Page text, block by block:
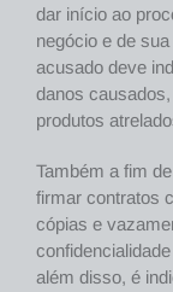
dar início ao
negócio e de
acusado deve
danos
produtos
Também a fim
firmar contratos
cópias e
além disso, é